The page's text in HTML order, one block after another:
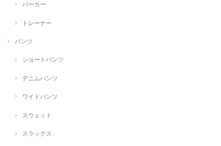
パーカー
トレーナー
パンツ
ショートパンツ
デニムパンツ
ワイドパンツ
スウェット
スラックス